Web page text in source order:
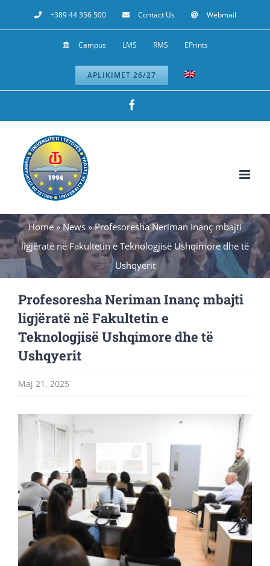
to
+389 44 356 500 Contact Us Webmail
Campus LMS RMS EPrints
APLIKIMET 26/27
Home»News »Profesoresha Neriman Inanç mbajti
ligjëratë në Fakultetin e Teknologjisë Ushqimore dhe të
Ushqyerit
Profesoresha Neriman Inanç mbajti
ligjëratë në Fakultetin e
Teknologjisë Ushqimore dhe të
Ushqyerit
Maj 21, 2025
View